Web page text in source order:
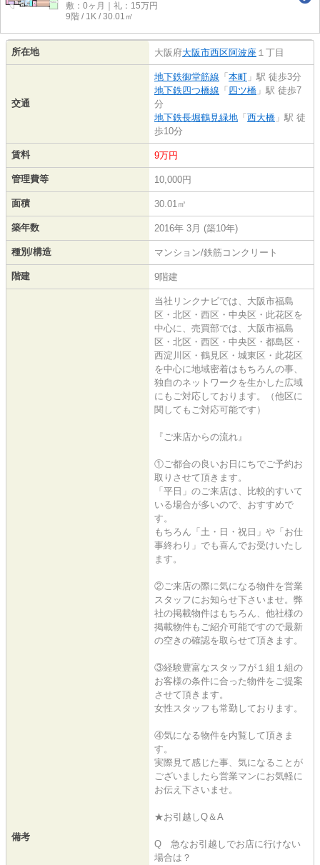
敷：0ヶ月｜礼：15万円
9階 / 1K / 30.01㎡
所在地 大阪府大阪市西区阿波座 １丁目
交通
地下鉄御堂筋線 「 本町 」駅 徒歩3分
地下鉄四つ橋線 「 四ツ橋 」駅 徒歩7
分
地下鉄長堀鶴見緑地 「 西大橋 」駅 徒
歩10分
賃料 9万円
管理費等 10,000円
面積 30.01㎡
築年数 2016年 3月 (築10年)
種別/構造 マンション/鉄筋コンクリート
階建 9階建
備考
当社リンクナビでは、大阪市福島
区・北区・西区・中央区・此花区を
中心に、売買部では、大阪市福島
区・北区・西区・中央区・都島区・
西淀川区・鶴見区・城東区・此花区
を中心に地域密着はもちろんの事、
独自のネットワークを生かした広域
にもご対応しております。（他区に
関してもご対応可能です）
『ご来店からの流れ』
①ご都合の良いお日にちでご予約お
取りさせて頂きます。
「平日」のご来店は、比較的すいて
いる場合が多いので、おすすめで
す。
もちろん「土・日・祝日」や「お仕
事終わり」でも喜んでお受けいたし
ます。
②ご来店の際に気になる物件を営業
スタッフにお知らせ下さいませ。弊
社の掲載物件はもちろん、他社様の
掲載物件もご紹介可能ですので最新
の空きの確認を取らせて頂きます。
③経験豊富なスタッフが１組１組の
お客様の条件に合った物件をご提案
させて頂きます。
女性スタッフも常勤しております。
④気になる物件を内覧して頂きま
す。
実際見て感じた事、気になることが
ございましたら営業マンにお気軽に
お伝え下さいませ。
★お引越しQ＆A
Q 急なお引越しでお店に行けない
場合は？